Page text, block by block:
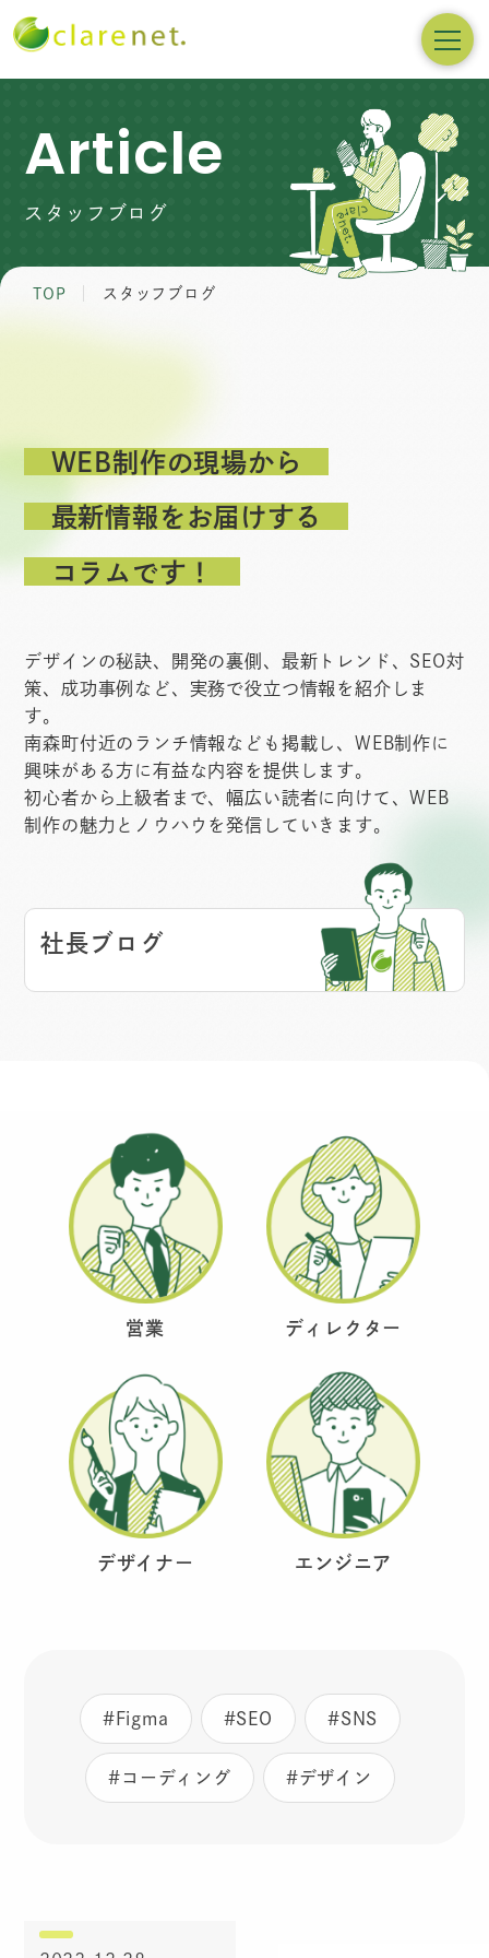
Article
スタッフブログ
TOP スタッフブログ
WEB制作の現場から
最新情報をお届けする
コラムです！
デザインの秘訣、開発の裏側、最新トレンド、SEO対
策、成功事例など、実務で役立つ情報を紹介しま
す。
南森町付近のランチ情報なども掲載し、WEB制作に
興味がある方に有益な内容を提供します。
初心者から上級者まで、幅広い読者に向けて、WEB
制作の魅力とノウハウを発信していきます。
社長ブログ
営業 ディレクター
デザイナー エンジニア
#Figma #SEO #SNS
#コーディング #デザイン